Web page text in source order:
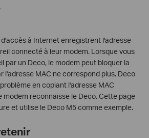
à Internet enregistrent l'adresse
connecté à leur modem. Lorsque vous
par un Deco, le modem peut bloquer la
l'adresse MAC ne correspond plus. Deco
en copiant l'adresse MAC
modem reconnaisse le Deco. Cette page
et utilise le Deco M5 comme exemple.